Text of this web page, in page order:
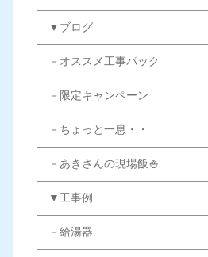
▼ブログ
－オススメ工事パック
－限定キャンペーン
－ちょっと一息・・
－あきさんの現場飯🍚
▼工事例
－給湯器